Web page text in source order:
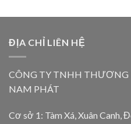
ĐỊA CHỈ LIÊN HỆ
CÔNG TY TNHH THƯƠNG
NAM PHÁT
Cơ sở 1: Tàm Xá, Xuân Canh,